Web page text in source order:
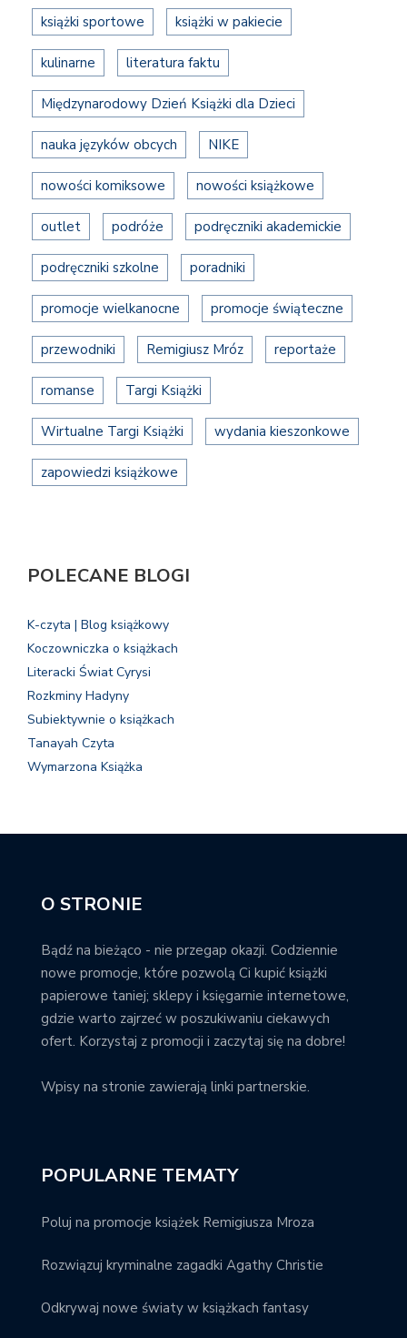
książki sportowe książki w pakiecie
kulinarne literatura faktu
Międzynarodowy Dzień Książki dla Dzieci
nauka języków obcych NIKE
nowości komiksowe nowości książkowe
outlet podróże podręczniki akademickie
podręczniki szkolne poradniki
promocje wielkanocne promocje świąteczne
przewodniki Remigiusz Mróz reportaże
romanse Targi Książki
Wirtualne Targi Książki wydania kieszonkowe
zapowiedzi książkowe
POLECANE BLOGI
K-czyta | Blog książkowy
Koczowniczka o książkach
Literacki Świat Cyrysi
Rozkminy Hadyny
Subiektywnie o książkach
Tanayah Czyta
Wymarzona Książka
O STRONIE
Bądź na bieżąco - nie przegap okazji. Codziennie
nowe promocje, które pozwolą Ci kupić książki
papierowe taniej; sklepy i księgarnie internetowe,
gdzie warto zajrzeć w poszukiwaniu ciekawych
ofert. Korzystaj z promocji i zaczytaj się na dobre!
Wpisy na stronie zawierają linki partnerskie.
POPULARNE TEMATY
Poluj na promocje książek Remigiusza Mroza
Rozwiązuj kryminalne zagadki Agathy Christie
Odkrywaj nowe światy w książkach fantasy